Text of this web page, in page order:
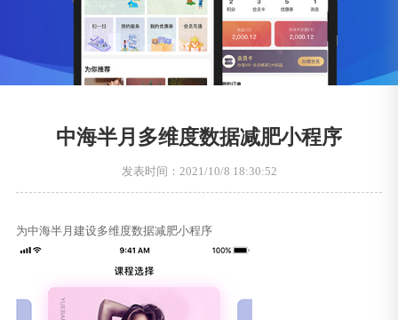
中海半月多维度数据减肥小程序
发表时间：2021/10/8 18:30:52
为中海半月建设多维度数据减肥小程序